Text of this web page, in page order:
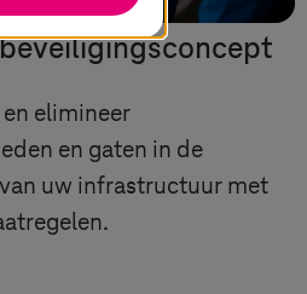
elimineer
en gaten in de
uw infrastructuur met